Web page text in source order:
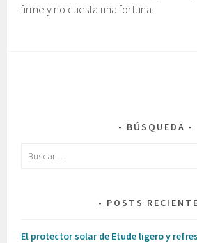
firme y no cuesta una fortuna.
BÚSQUEDA
Buscar:
POSTS
El protector solar de Etude ligero y